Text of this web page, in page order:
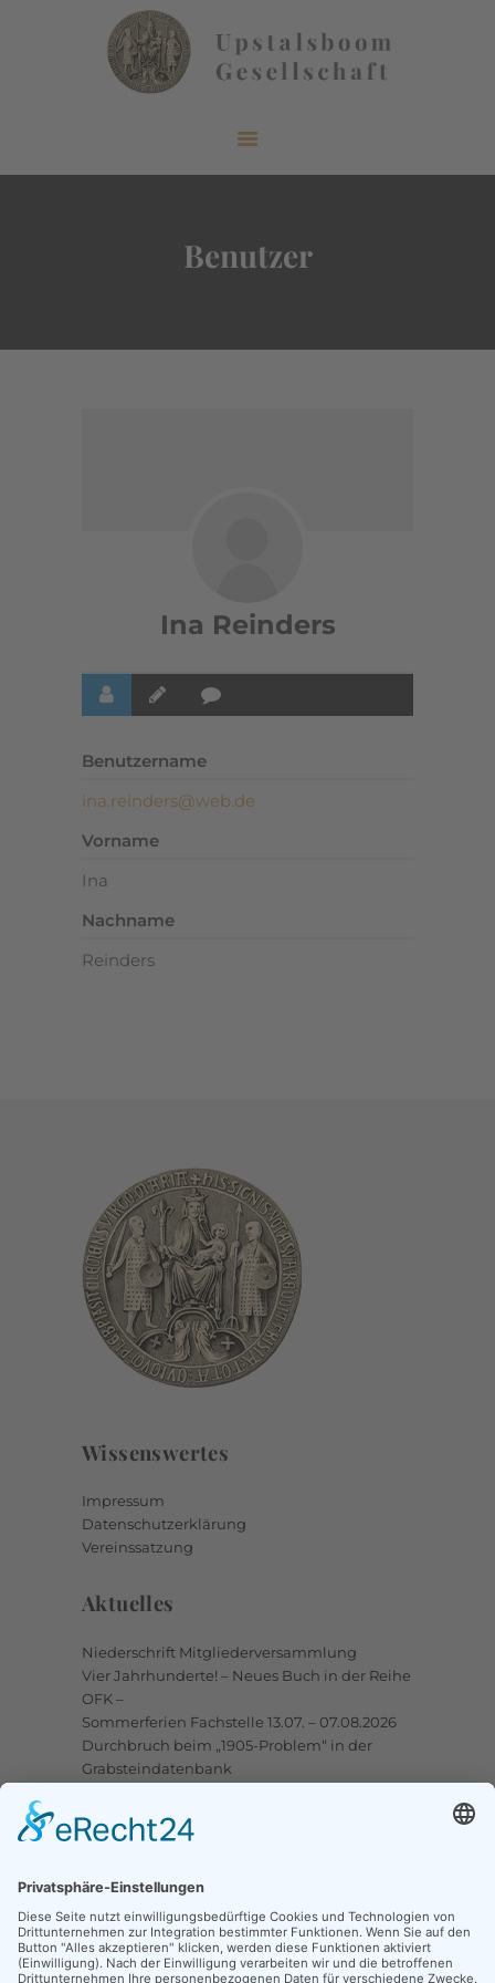
Benutzer
VERÖFFENTLICHUNGEN
MITGLIEDERBEREICH
Ina Reinders
Benutzername
ina.reinders@web.de
Vorname
Ina
Nachname
Reinders
Wissenswertes
Impressum
Datenschutzerklärung
Vereinssatzung
Aktuelles
Niederschrift Mitgliederversammlung
Vier Jahrhunderte! – Neues Buch in der Reihe
OFK –
Sommerferien Fachstelle 13.07. – 07.08.2026
Durchbruch beim „1905-Problem“ in der
Grabsteindatenbank
Facebook
Ortssippenbücher-Online
Grabsteindatenbank
Tote Punkte